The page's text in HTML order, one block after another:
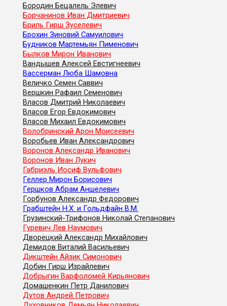
Бородин Бецалель Элевич
Борчанинов Иван Дмитриевич
Бриль Гирш Зуселевич
Брохин Зиновий Самуилович
Будников Мартемьян Пименович
Былков Мирон Иванович
Вандышев Алексей Евстигнеевич
Вассерман Люба Шамовна
Величко Семен Саввич
Вершкин Рафаил Семенович
Власов Дмитрий Николаевич
Власов Егор Евдокимович
Власов Михаил Евдокимович
Волобринский Арон Моисеевич
Воробьев Иван Александрович
Воронов Александр Иванович
Воронов Иван Лукич
Габриэль Иосиф Вульфович
Геллер Мирон Борисович
Гершков Абрам Аншелевич
Горбунов Александр Федорович
Грабштейн Н.Х. и Гольдфайн В.М.
Грузинский-Трифонов Николай Степанович
Гуревич Лев Наумович
Дворецкий Александр Михайлович
Демидов Виталий Васильевич
Дикштейн Айзик Симонович
Добин Гирш Израйлевич
Добрыгин Варфоломей Кирьянович
Домашенкин Петр Данилович
Дутов Андрей Петрович